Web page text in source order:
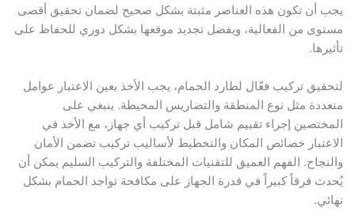
يجب أن تكون هذه العناصر مثبتة بشكل صحيح لضمان تحقيق أقصى
مستوى من الفعالية، ويفضل تجديد موقعها بشكل دوري للحفاظ على
تأثيرها.
لتحقيق تركيب فعّال لطارد الحمام، يجب الأخذ بعين الاعتبار عوامل
متعددة مثل نوع المنطقة والتضاريس المحيطة. ينبغي على
المختصين إجراء تقييم شامل قبل تركيب أي جهاز، مع الأخذ في
الاعتبار خصائص المكان والتخطيط لأساليب تركيب تضمن الأمان
والنجاح. الفهم العميق للتقنيات المختلفة والتركيب السليم يمكن أن
يُحدث فرقاً كبيراً في قدرة الجهاز على مكافحة تواجد الحمام بشكل
نهائي.